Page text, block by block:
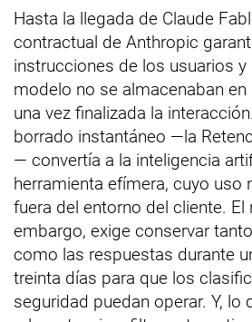
Hasta la llegada de Claude
contractual de Anthropic
instrucciones de los usuarios
modelo no se almacenaban
una vez finalizada la
borrado instantáneo —la
— convertía a la inteligencia
herramienta efímera, cuyo uso
fuera del entorno del cliente. El
embargo, exige conservar
como las respuestas durante
treinta días para que los
seguridad puedan operar. Y, lo